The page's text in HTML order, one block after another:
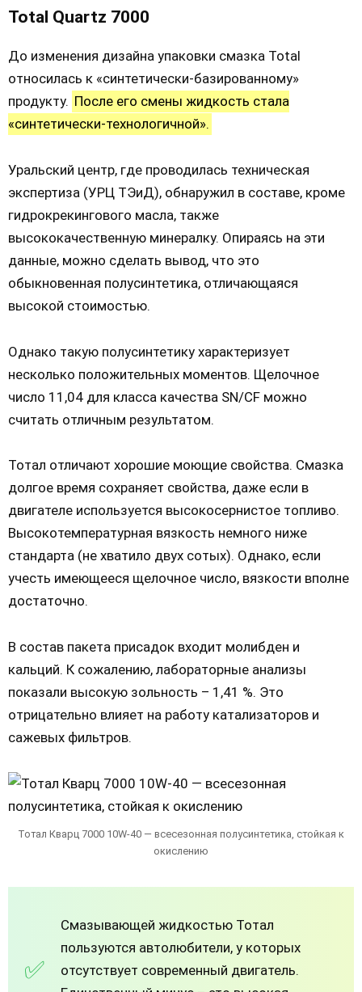
Total Quartz 7000
До изменения дизайна упаковки смазка Total
относилась к «синтетически-базированному»
продукту. После его смены жидкость стала
«синтетически-технологичной».
Уральский центр, где проводилась техническая
экспертиза (УРЦ ТЭиД), обнаружил в составе, кроме
гидрокрекингового масла, также
высококачественную минералку. Опираясь на эти
данные, можно сделать вывод, что это
обыкновенная полусинтетика, отличающаяся
высокой стоимостью.
Однако такую полусинтетику характеризует
несколько положительных моментов. Щелочное
число 11,04 для класса качества SN/CF можно
считать отличным результатом.
Тотал отличают хорошие моющие свойства. Смазка
долгое время сохраняет свойства, даже если в
двигателе используется высокосернистое топливо.
Высокотемпературная вязкость немного ниже
стандарта (не хватило двух сотых). Однако, если
учесть имеющееся щелочное число, вязкости вполне
достаточно.
В состав пакета присадок входит молибден и
кальций. К сожалению, лабораторные анализы
показали высокую зольность – 1,41 %. Это
отрицательно влияет на работу катализаторов и
сажевых фильтров.
Тотал Кварц 7000 10W-40 — всесезонная полусинтетика, стойкая к
окислению
Смазывающей жидкостью Тотал
пользуются автолюбители, у которых
отсутствует современный двигатель.